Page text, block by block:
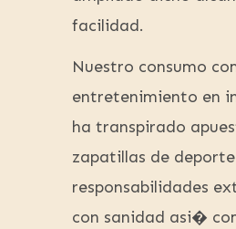
facilidad.
Nuestro consumo
entretenimiento en
ha transpirado
zapatillas de
responsabilidades
con sanidad asi�